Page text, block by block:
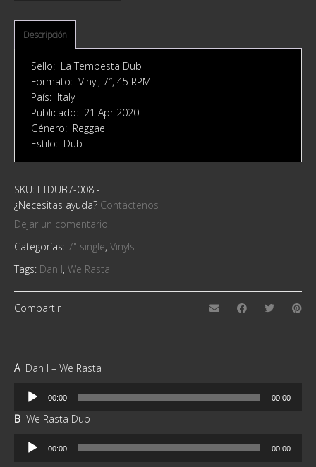
Descripción
Sello: La Tempesta Dub ‎
Formato: Vinyl, 7″, 45 RPM
País: Italy
Publicado: 21 Apr 2020
Género: Reggae
Estilo: Dub
SKU: LTDUB7-008 -
¿Necesitas ayuda? Contáctenos
Dejar un comentario
Categorías: 7" single, Vinyls
Tags: Dan I, We Rasta
Compartir
A Dan I – We Rasta
Reproductor
audio
00:00 00:00
B We Rasta Dub
Reproductor
00:00 00:00